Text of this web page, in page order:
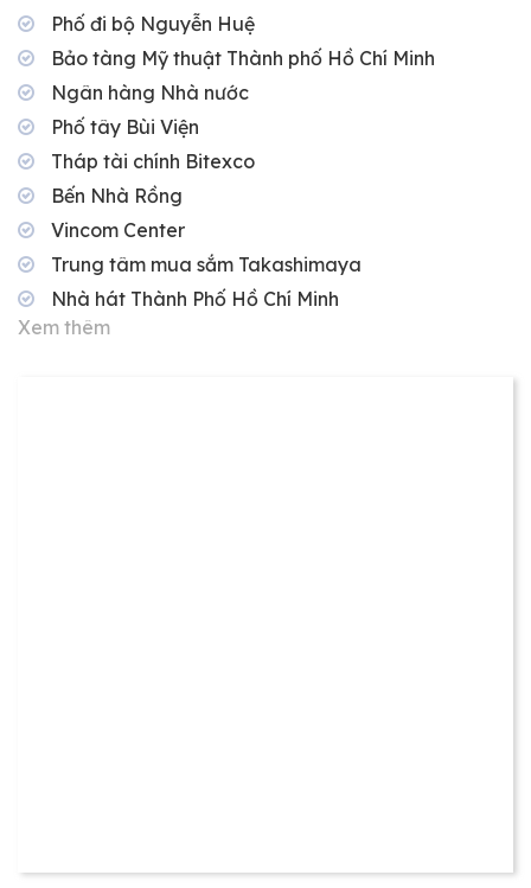
Phố đi bộ Nguyễn Huệ
Bảo tàng Mỹ thuật Thành phố Hồ Chí Minh
Ngân hàng Nhà nước
Phố tây Bùi Viện
Tháp tài chính Bitexco
Bến Nhà Rồng
Vincom Center
Trung tâm mua sắm Takashimaya
Nhà hát Thành Phố Hồ Chí Minh
Xem thêm